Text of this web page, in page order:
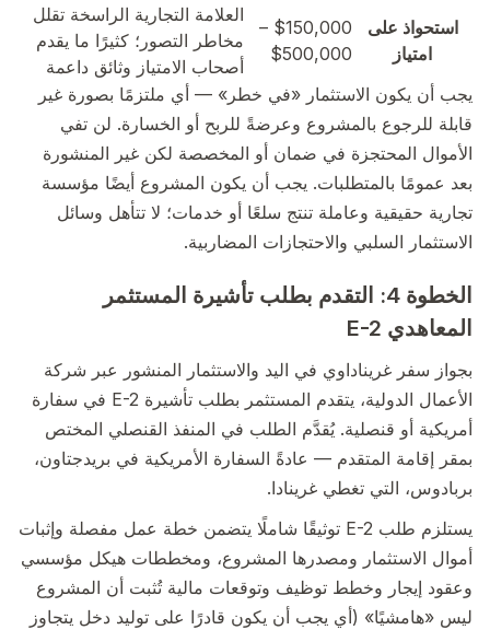
استحواذ على
امتياز
$150,000 –
$500,000
العلامة التجارية الراسخة تقلل
مخاطر التصور؛ كثيرًا ما يقدم
أصحاب الامتياز وثائق داعمة
يجب أن يكون الاستثمار «في خطر» — أي ملتزمًا بصورة غير
قابلة للرجوع بالمشروع وعرضةً للربح أو الخسارة. لن تفي
الأموال المحتجزة في ضمان أو المخصصة لكن غير المنشورة
بعد عمومًا بالمتطلبات. يجب أن يكون المشروع أيضًا مؤسسة
تجارية حقيقية وعاملة تنتج سلعًا أو خدمات؛ لا تتأهل وسائل
الاستثمار السلبي والاحتجازات المضاربية.
الخطوة 4: التقدم بطلب تأشيرة المستثمر
المعاهدي E-2
بجواز سفر غريناداوي في اليد والاستثمار المنشور عبر شركة
الأعمال الدولية، يتقدم المستثمر بطلب تأشيرة E-2 في سفارة
أمريكية أو قنصلية. يُقدَّم الطلب في المنفذ القنصلي المختص
بمقر إقامة المتقدم — عادةً السفارة الأمريكية في بريدجتاون،
بربادوس، التي تغطي غرينادا.
يستلزم طلب E-2 توثيقًا شاملًا يتضمن خطة عمل مفصلة وإثبات
أموال الاستثمار ومصدرها المشروع، ومخططات هيكل مؤسسي
وعقود إيجار وخطط توظيف وتوقعات مالية تُثبت أن المشروع
ليس «هامشيًا» (أي يجب أن يكون قادرًا على توليد دخل يتجاوز